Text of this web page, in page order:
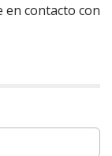
en contacto con